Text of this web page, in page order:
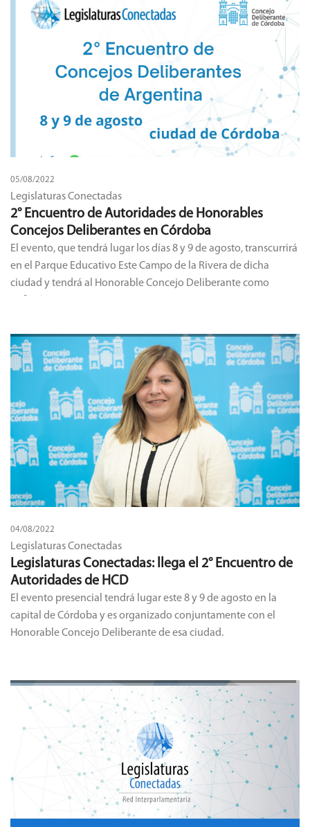
05/08/2022
Legislaturas Conectadas
2° Encuentro de Autoridades de Honorables
Concejos Deliberantes en Córdoba
El evento, que tendrá lugar los días 8 y 9 de agosto, transcurrirá
en el Parque Educativo Este Campo de la Rivera de dicha
ciudad y tendrá al Honorable Concejo Deliberante como
04/08/2022
Legislaturas Conectadas
Legislaturas Conectadas: llega el 2° Encuentro de
Autoridades de HCD
El evento presencial tendrá lugar este 8 y 9 de agosto en la
capital de Córdoba y es organizado conjuntamente con el
Honorable Concejo Deliberante de esa ciudad.